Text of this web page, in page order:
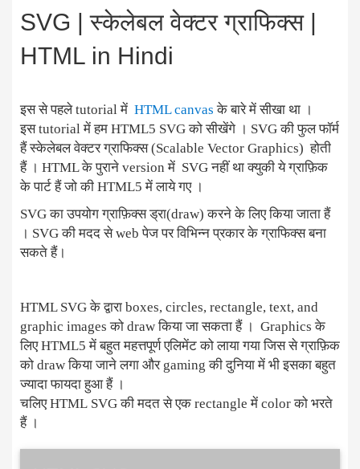
SVG | स्केलेबल वेक्टर ग्राफिक्स |
HTML in Hindi
इस से पहले tutorial में HTML canvas के बारे में सीखा था ।
इस tutorial में हम HTML5 SVG को सीखेंगे । SVG की फुल फॉर्म
हैं स्केलेबल वेक्टर ग्राफिक्स (Scalable Vector Graphics) होती
हैं । HTML के पुराने version में SVG नहीं था क्युकी ये ग्राफ़िक
के पार्ट हैं जो की HTML5 में लाये गए ।
SVG का उपयोग ग्राफ़िक्स ड्रा(draw) करने के लिए किया जाता हैं
। SVG की मदद से web पेज पर विभिन्न प्रकार के ग्राफिक्स बना
सकते हैं।
HTML SVG के द्वारा boxes, circles, rectangle, text, and
graphic images को draw किया जा सकता हैं । Graphics के
लिए HTML5 में बहुत महत्तपूर्ण एलिमेंट को लाया गया जिस से ग्राफ़िक
को draw किया जाने लगा और gaming की दुनिया में भी इसका बहुत
ज्यादा फायदा हुआ हैं ।
चलिए HTML SVG की मदत से एक rectangle में color को भरते
हैं ।